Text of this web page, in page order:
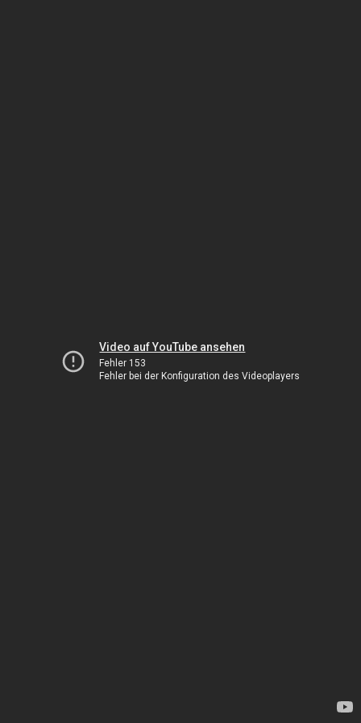
Video auf YouTube ansehen
Fehler 153
Fehler bei der Konfiguration des Videoplayers